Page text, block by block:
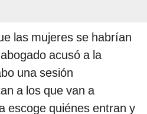
las mujeres se habrían
acusó a la
una sesión
a los que van a
escoge quiénes entran y